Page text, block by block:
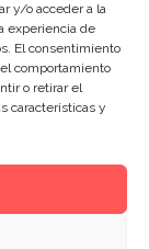
y/o acceder a la
experiencia de
El consentimiento
comportamiento
o retirar el
características y
como
el arte una
expresar
directa en
final de